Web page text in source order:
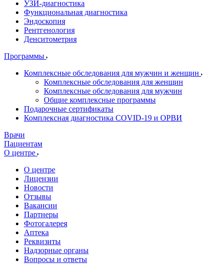
УЗИ-диагностика
Функциональная диагностика
Эндоскопия
Рентгенология
Денситометрия
Программы
Комплексные обследования для мужчин и женщин
Комплексные обследования для женщин
Комплексные обследования для мужчин
Общие комплексные программы
Подарочные сертификаты
Комплексная диагностика COVID-19 и ОРВИ
Врачи
Пациентам
О центре
О центре
Лицензии
Новости
Отзывы
Вакансии
Партнеры
Фотогалерея
Аптека
Реквизиты
Надзорные органы
Вопросы и ответы